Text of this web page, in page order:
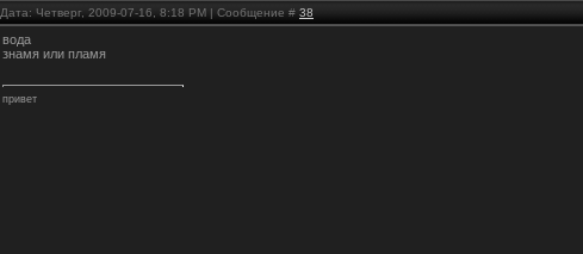
Дата: Четверг, 2009-07-16, 8:18 PM | Сообщение # 38
вода
знамя или пламя
привет